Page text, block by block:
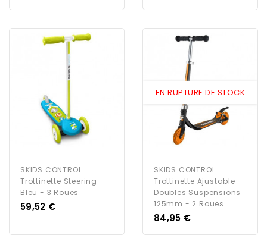
SKIDS CONTROL
Trottinette Steering -
Bleu - 3 Roues
Prix
59,52 €
EN RUPTURE DE STOCK
SKIDS CONTROL
Trottinette Ajustable
Doubles Suspensions
125mm - 2 Roues
Prix
84,95 €